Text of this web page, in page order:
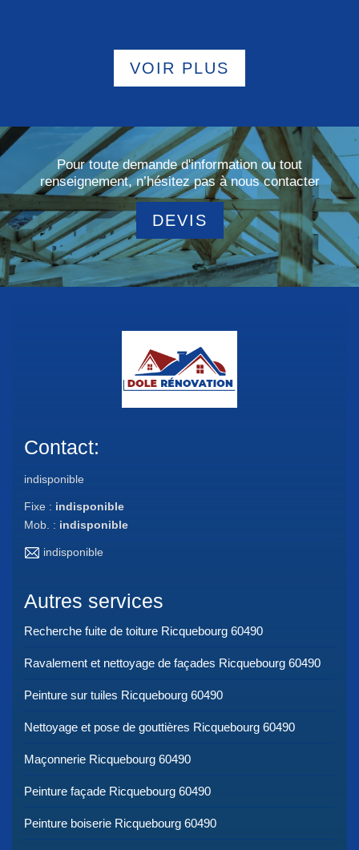
VOIR PLUS
Pour toute demande d'information ou tout
renseignement, n’hésitez pas à nous contacter
DEVIS
Contact:
indisponible
Fixe : indisponible
Mob. : indisponible
indisponible
Autres services
Recherche fuite de toiture Ricquebourg 60490
Ravalement et nettoyage de façades Ricquebourg 60490
Peinture sur tuiles Ricquebourg 60490
Nettoyage et pose de gouttières Ricquebourg 60490
Maçonnerie Ricquebourg 60490
Peinture façade Ricquebourg 60490
Peinture boiserie Ricquebourg 60490